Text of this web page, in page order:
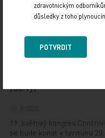
(CONy)
19. světový kongres
se bude konat v termínu
zdravotnickým
důsledky z toho
POTVRDIT